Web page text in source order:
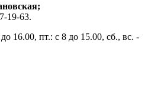
19-63.
16.00, пт.: с 8 до 15.00, сб., вс. -